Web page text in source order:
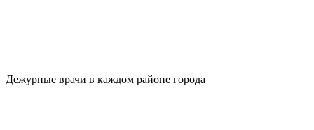
Дежурные врачи в каждом районе города